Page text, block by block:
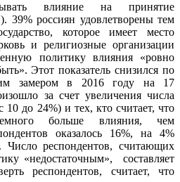
влияние на принятие
39% россиян удовлетворены тем
которое имеет место
и религиозные организации
политику влияния «ровно
Этот показатель снизился по
замером в 2016 году на 17
за счет увеличения числа
10 до 24%) и тех, кто считает, что
больше влияния, чем
оказалось 16%, на 4%
Число респондентов, считающих
«недостаточным», составляет
респондентов, считает, что